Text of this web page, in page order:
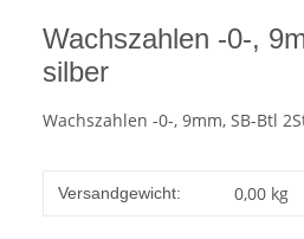
Wachszahlen -0-,
silber
Wachszahlen -0-, 9mm, SB-Btl
Versandgewicht: 0,00 kg